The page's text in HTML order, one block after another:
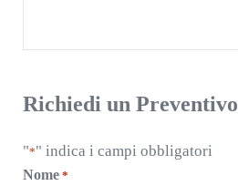
Richiedi un Preventivo
"*" indica i campi obbligatori
Nome *